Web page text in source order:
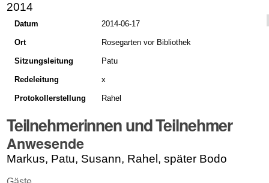
2014
Datum 2014-06-17
Ort Rosegarten vor Bibliothek
Sitzungsleitung Patu
Redeleitung x
Protokollerstellung Rahel
Teilnehmerinnen und Teilnehmer
Anwesende
Markus, Patu, Susann, Rahel, später Bodo